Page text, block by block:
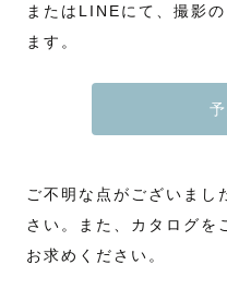
またはLINEにて、撮影
ます。
ご不明な点がございまし
さい。また、カタログを
お求めください。